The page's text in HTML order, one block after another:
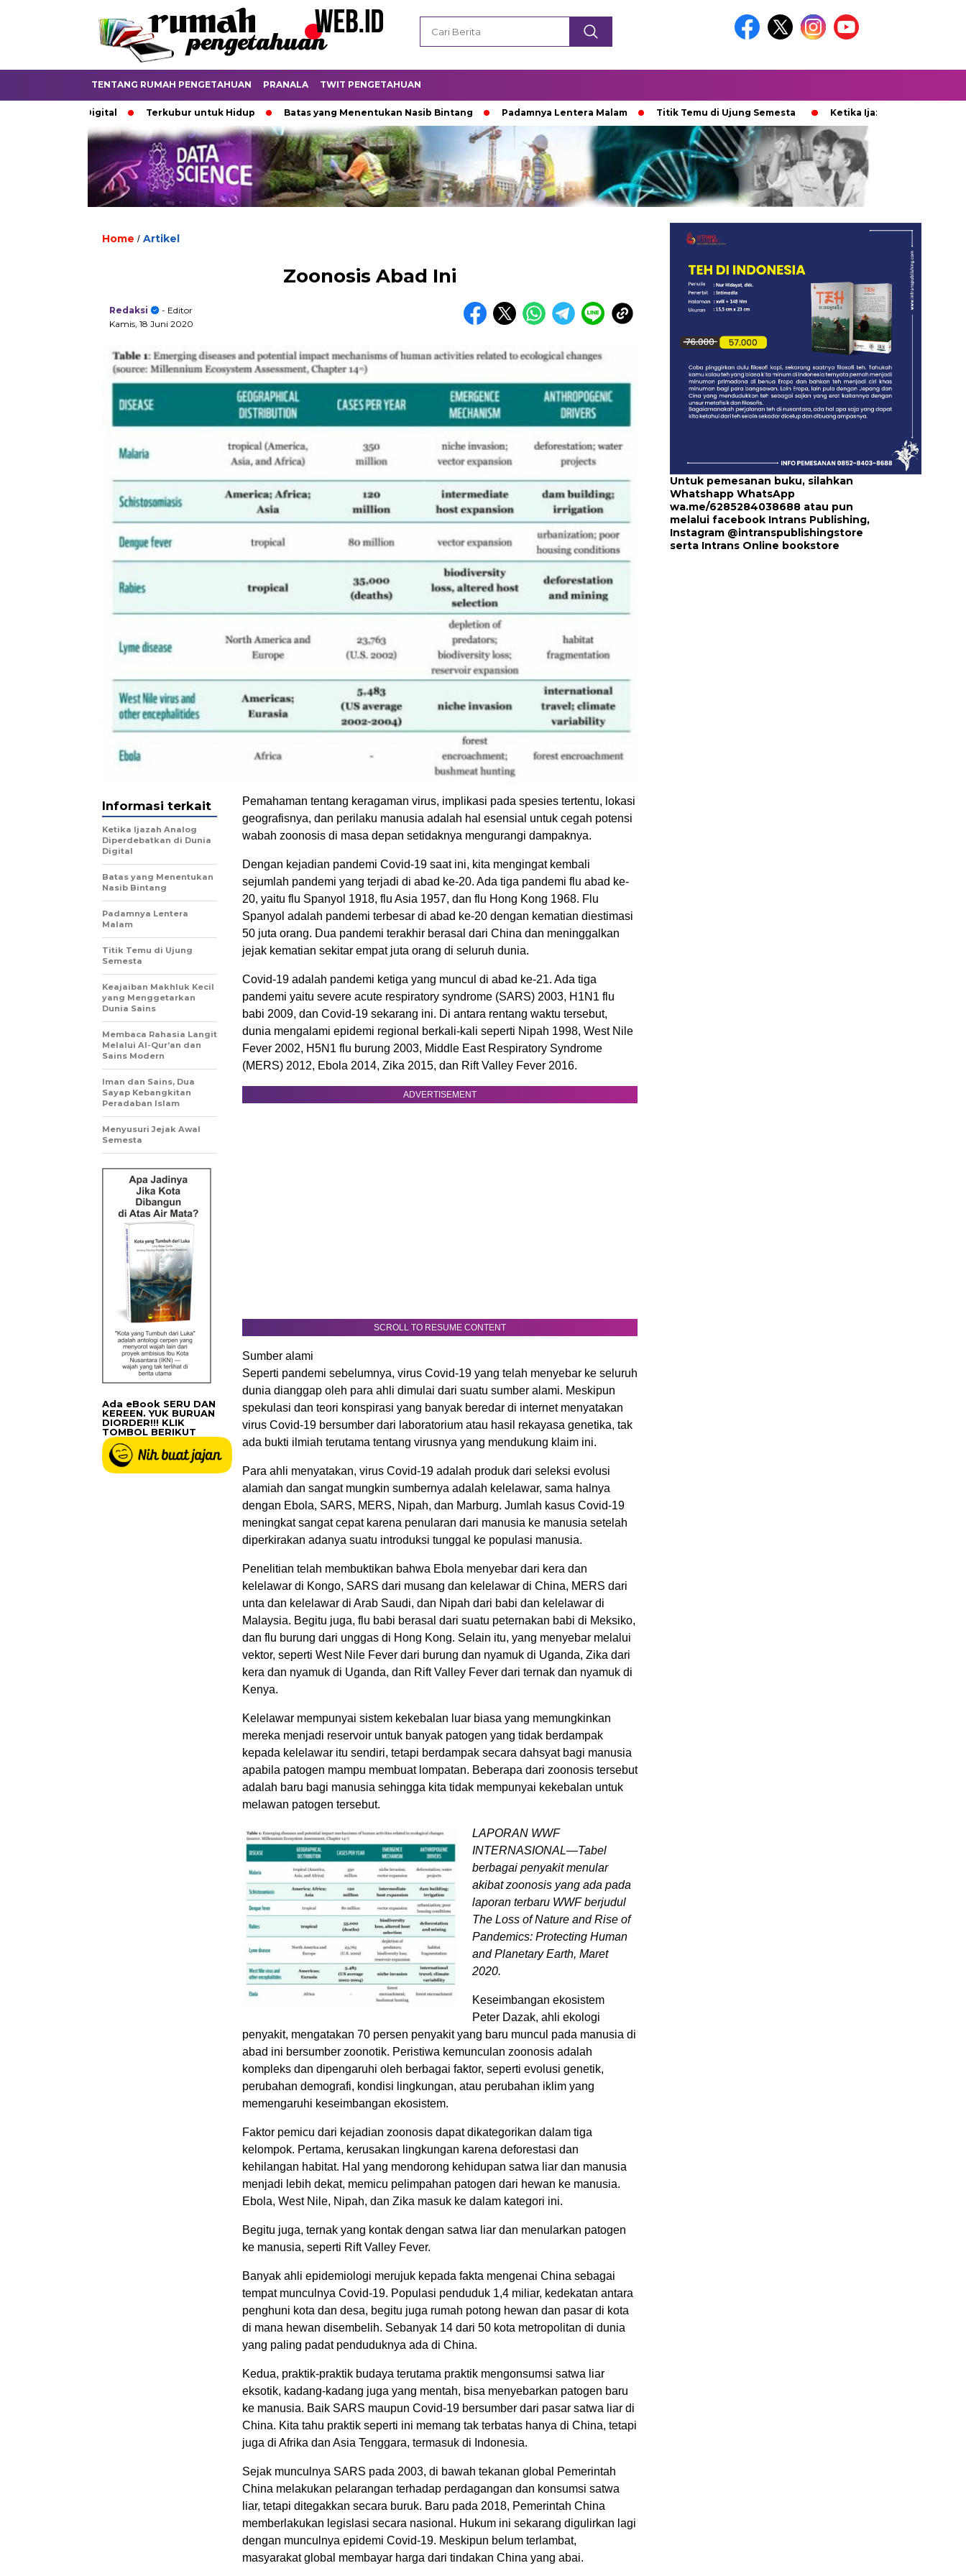
TENTANG RUMAH PENGETAHUAN PRANALA TWIT PENGETAHUAN
Terkubur untuk Hidup Batas yang Menentukan Nasib Bintang Padamnya Lentera Malam Titik Temu di Ujung Semesta Ketika Ijazah Analog
Home / Artikel
Zoonosis Abad Ini
Redaksi
- Editor
Kamis, 18 Juni 2020
Pemahaman tentang keragaman virus, implikasi pada spesies tertentu, lokasi
geografisnya, dan perilaku manusia adalah hal esensial untuk cegah potensi
wabah zoonosis di masa depan setidaknya mengurangi dampaknya.
Dengan kejadian pandemi Covid-19 saat ini, kita mengingat kembali
sejumlah pandemi yang terjadi di abad ke-20. Ada tiga pandemi flu abad ke-
20, yaitu flu Spanyol 1918, flu Asia 1957, dan flu Hong Kong 1968. Flu
Spanyol adalah pandemi terbesar di abad ke-20 dengan kematian diestimasi
50 juta orang. Dua pandemi terakhir berasal dari China dan meninggalkan
jejak kematian sekitar empat juta orang di seluruh dunia.
Covid-19 adalah pandemi ketiga yang muncul di abad ke-21. Ada tiga
pandemi yaitu severe acute respiratory syndrome (SARS) 2003, H1N1 flu
babi 2009, dan Covid-19 sekarang ini. Di antara rentang waktu tersebut,
dunia mengalami epidemi regional berkali-kali seperti Nipah 1998, West Nile
Fever 2002, H5N1 flu burung 2003, Middle East Respiratory Syndrome
(MERS) 2012, Ebola 2014, Zika 2015, dan Rift Valley Fever 2016.
ADVERTISEMENT
SCROLL TO RESUME CONTENT
Sumber alami
Seperti pandemi sebelumnya, virus Covid-19 yang telah menyebar ke seluruh
dunia dianggap oleh para ahli dimulai dari suatu sumber alami. Meskipun
spekulasi dan teori konspirasi yang banyak beredar di internet menyatakan
virus Covid-19 bersumber dari laboratorium atau hasil rekayasa genetika, tak
ada bukti ilmiah terutama tentang virusnya yang mendukung klaim ini.
Para ahli menyatakan, virus Covid-19 adalah produk dari seleksi evolusi
alamiah dan sangat mungkin sumbernya adalah kelelawar, sama halnya
dengan Ebola, SARS, MERS, Nipah, dan Marburg. Jumlah kasus Covid-19
meningkat sangat cepat karena penularan dari manusia ke manusia setelah
diperkirakan adanya suatu introduksi tunggal ke populasi manusia.
Penelitian telah membuktikan bahwa Ebola menyebar dari kera dan
kelelawar di Kongo, SARS dari musang dan kelelawar di China, MERS dari
unta dan kelelawar di Arab Saudi, dan Nipah dari babi dan kelelawar di
Malaysia. Begitu juga, flu babi berasal dari suatu peternakan babi di Meksiko,
dan flu burung dari unggas di Hong Kong. Selain itu, yang menyebar melalui
vektor, seperti West Nile Fever dari burung dan nyamuk di Uganda, Zika dari
kera dan nyamuk di Uganda, dan Rift Valley Fever dari ternak dan nyamuk di
Kenya.
Kelelawar mempunyai sistem kekebalan luar biasa yang memungkinkan
mereka menjadi reservoir untuk banyak patogen yang tidak berdampak
kepada kelelawar itu sendiri, tetapi berdampak secara dahsyat bagi manusia
apabila patogen mampu membuat lompatan. Beberapa dari zoonosis tersebut
adalah baru bagi manusia sehingga kita tidak mempunyai kekebalan untuk
melawan patogen tersebut.
LAPORAN WWF
INTERNASIONAL—Tabel
berbagai penyakit menular
akibat zoonosis yang ada pada
laporan terbaru WWF berjudul
The Loss of Nature and Rise of
Pandemics: Protecting Human
and Planetary Earth, Maret
2020.
Keseimbangan ekosistem
Peter Dazak, ahli ekologi
penyakit, mengatakan 70 persen penyakit yang baru muncul pada manusia di
abad ini bersumber zoonotik. Peristiwa kemunculan zoonosis adalah
kompleks dan dipengaruhi oleh berbagai faktor, seperti evolusi genetik,
perubahan demografi, kondisi lingkungan, atau perubahan iklim yang
memengaruhi keseimbangan ekosistem.
Faktor pemicu dari kejadian zoonosis dapat dikategorikan dalam tiga
kelompok. Pertama, kerusakan lingkungan karena deforestasi dan
kehilangan habitat. Hal yang mendorong kehidupan satwa liar dan manusia
menjadi lebih dekat, memicu pelimpahan patogen dari hewan ke manusia.
Ebola, West Nile, Nipah, dan Zika masuk ke dalam kategori ini.
Begitu juga, ternak yang kontak dengan satwa liar dan menularkan patogen
ke manusia, seperti Rift Valley Fever.
Banyak ahli epidemiologi merujuk kepada fakta mengenai China sebagai
tempat munculnya Covid-19. Populasi penduduk 1,4 miliar, kedekatan antara
penghuni kota dan desa, begitu juga rumah potong hewan dan pasar di kota
di mana hewan disembelih. Sebanyak 14 dari 50 kota metropolitan di dunia
yang paling padat penduduknya ada di China.
Kedua, praktik-praktik budaya terutama praktik mengonsumsi satwa liar
eksotik, kadang-kadang juga yang mentah, bisa menyebarkan patogen baru
ke manusia. Baik SARS maupun Covid-19 bersumber dari pasar satwa liar di
China. Kita tahu praktik seperti ini memang tak terbatas hanya di China, tetapi
juga di Afrika dan Asia Tenggara, termasuk di Indonesia.
Sejak munculnya SARS pada 2003, di bawah tekanan global Pemerintah
China melakukan pelarangan terhadap perdagangan dan konsumsi satwa
liar, tetapi ditegakkan secara buruk. Baru pada 2018, Pemerintah China
memberlakukan legislasi secara nasional. Hukum ini sekarang digulirkan lagi
dengan munculnya epidemi Covid-19. Meskipun belum terlambat,
masyarakat global membayar harga dari tindakan China yang abai.
Informasi terkait
Ketika Ijazah Analog
Diperdebatkan di Dunia
Digital
Batas yang Menentukan
Nasib Bintang
Padamnya Lentera
Malam
Titik Temu di Ujung
Semesta
Keajaiban Makhluk Kecil
yang Menggetarkan
Dunia Sains
Membaca Rahasia Langit
Melalui Al-Qur’an dan
Sains Modern
Iman dan Sains, Dua
Sayap Kebangkitan
Peradaban Islam
Menyusuri Jejak Awal
Semesta
Ada eBook SERU DAN
KEREEN. YUK BURUAN
DIORDER!!! KLIK
TOMBOL BERIKUT
Untuk pemesanan buku, silahkan
Whatshapp WhatsApp
wa.me/6285284038688 atau pun
melalui facebook Intrans Publishing,
Instagram @intranspublishingstore
serta Intrans Online bookstore